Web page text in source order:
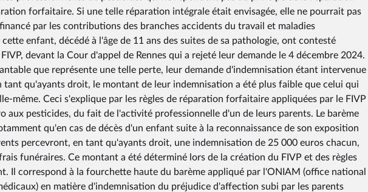
forfaitaire. Si une telle réparation intégrale était envisagée, elle ne pourrait pas
par les contributions des branches accidents du travail et maladies
enfant, décédé à l'âge de 11 ans des suites de sa pathologie, ont contesté
devant la Cour d'appel de Rennes qui a rejeté leur demande le 4 décembre 2024.
que représente une telle perte, leur demande d'indemnisation étant intervenue
tant qu'ayants droit, le montant de leur indemnisation a été plus faible que celui qui
même. Ceci s'explique par les règles de réparation forfaitaire appliquées par le FIVP
aux pesticides, du fait de l'activité professionnelle d'un de leurs parents. Le barème
qu'en cas de décès d'un enfant suite à la reconnaissance de son exposition
percevront, en tant qu'ayants droit, une indemnisation de 25 000 euros chacun,
funéraires. Ce montant a été déterminé lors de la création du FIVP et des règles
Il correspond à la fourchette haute du barème appliqué par l'ONIAM (office national
en matière d'indemnisation du préjudice d'affection subi par les parents